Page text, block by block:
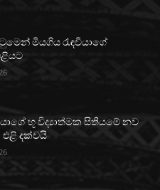
මියගිය රැඳවියාගේ
භූ විද්‍යාත්මක සිතියමේ නව
එළි දක්වයි